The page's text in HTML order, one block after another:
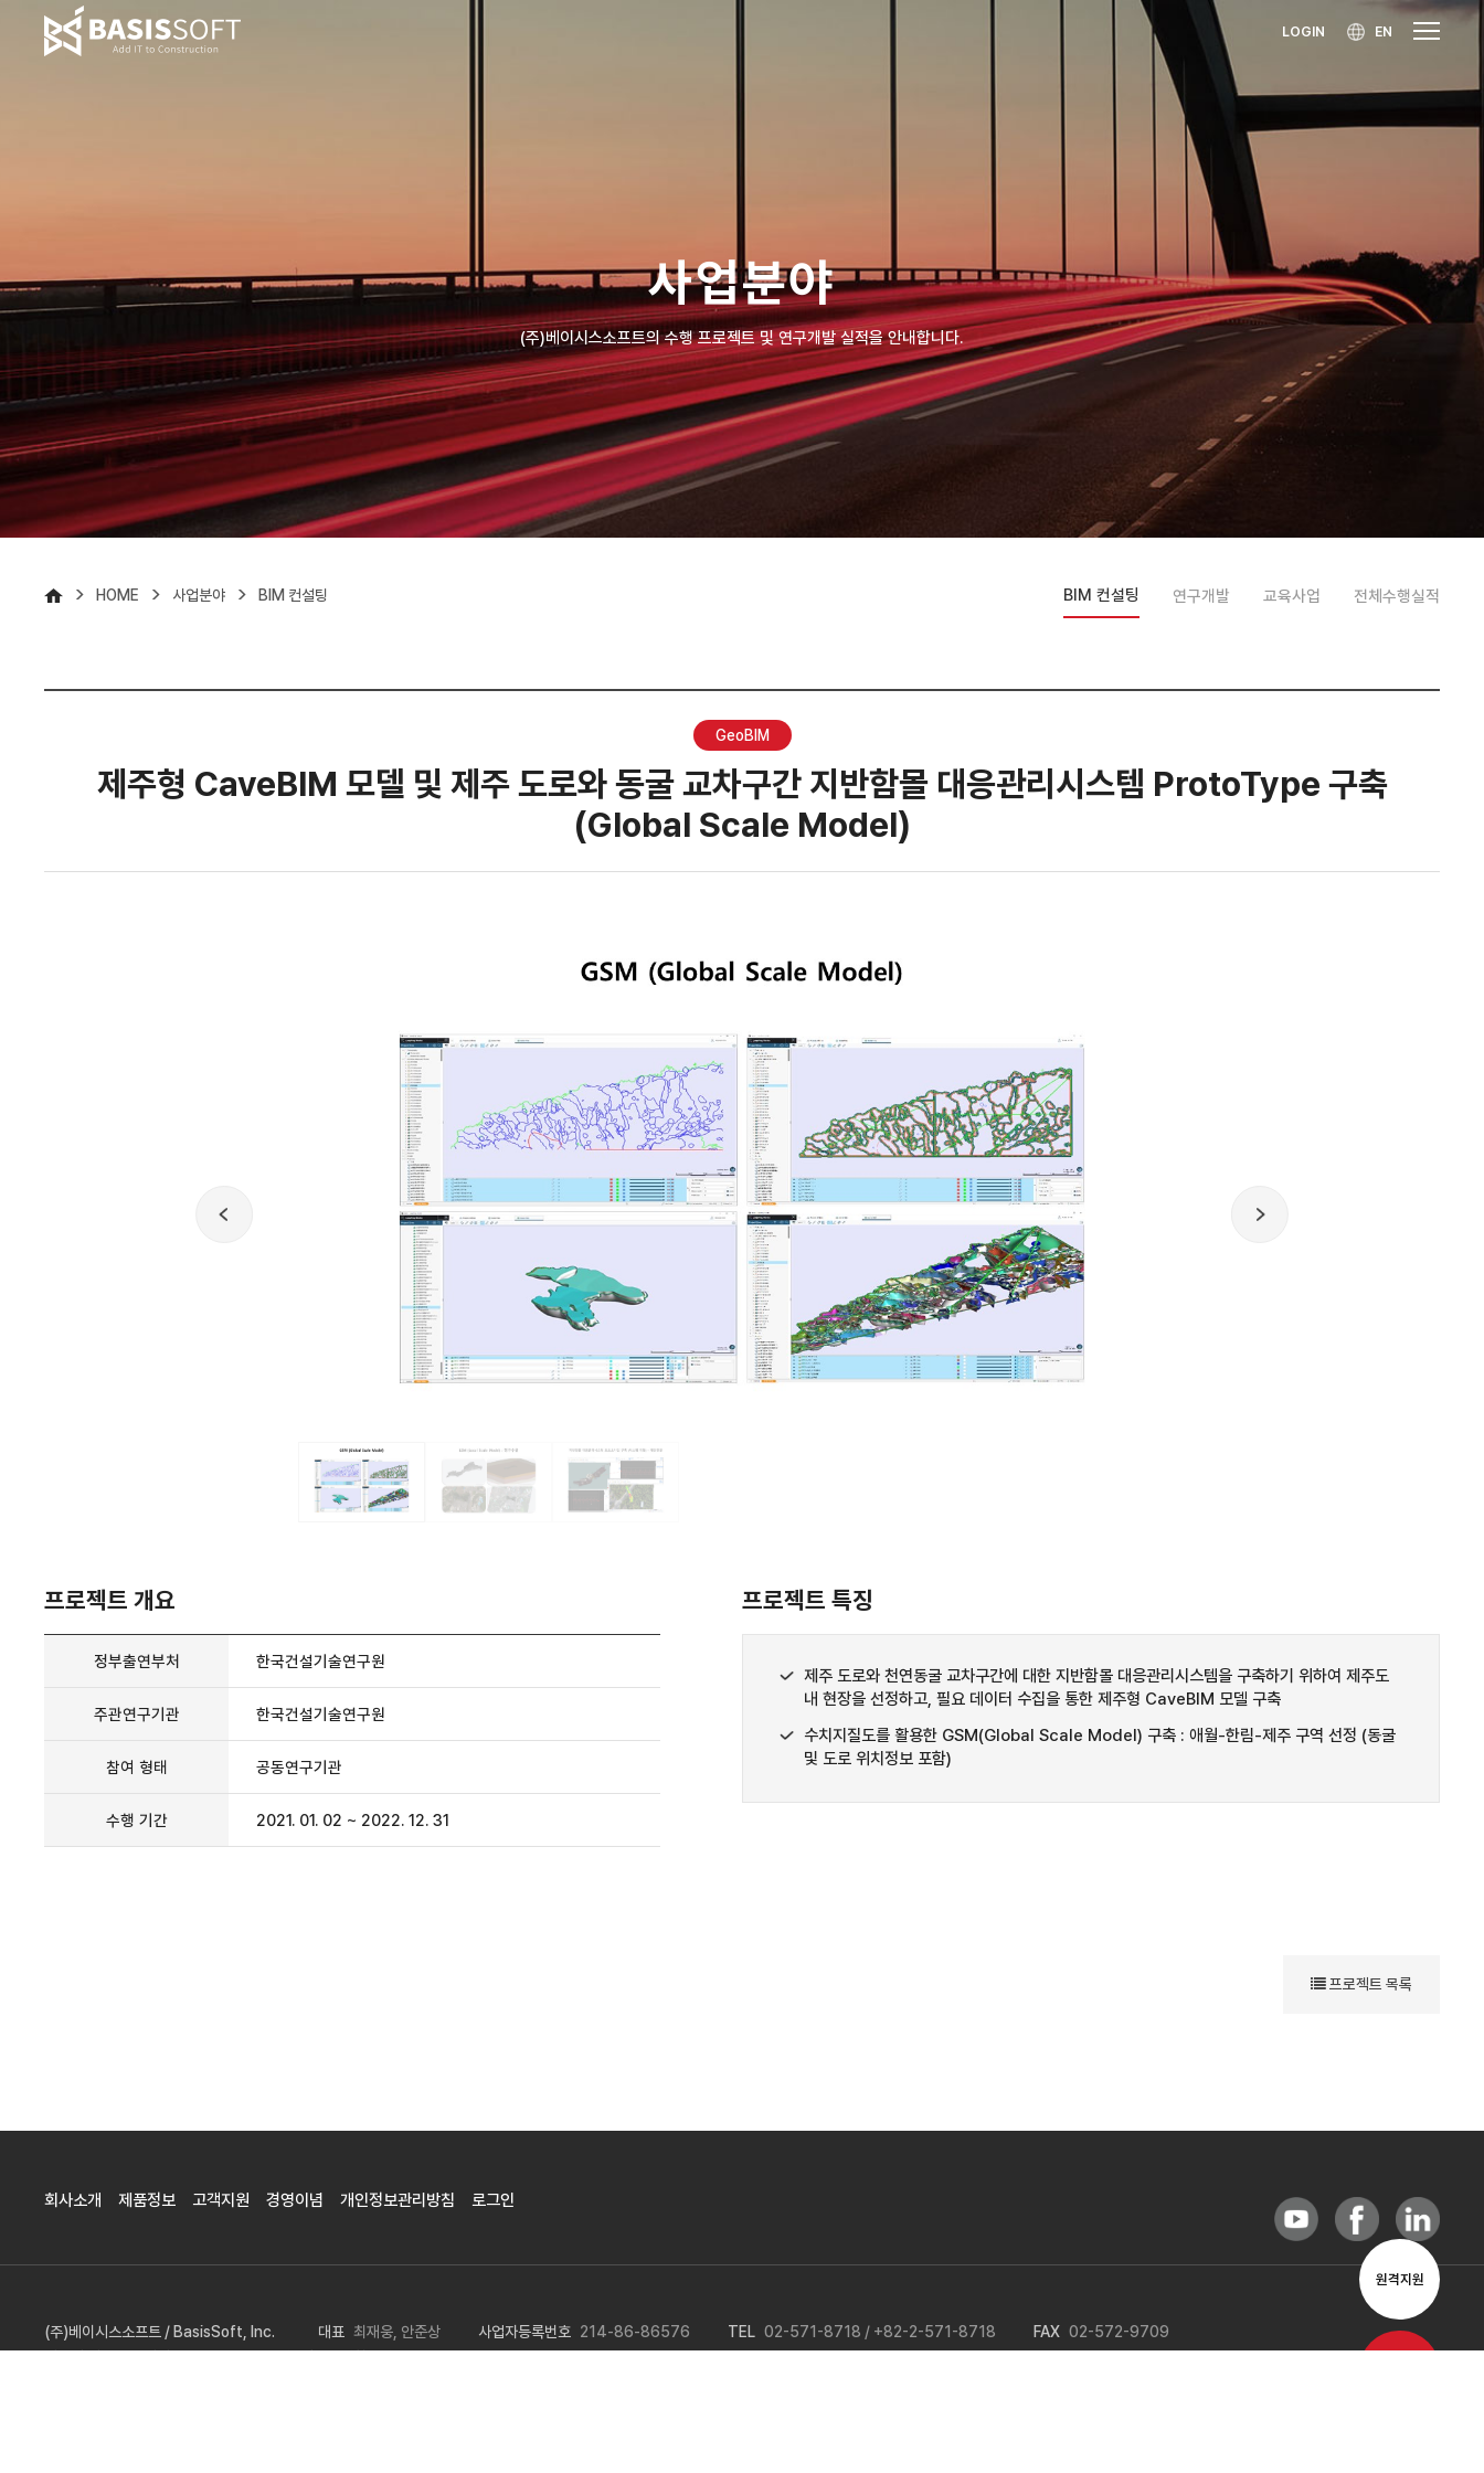
LOGIN EN
사업분야
(주)베이시스소프트의 수행 프로젝트 및 연구개발 실적을 안내합니다.
> HOME > 사업분야 > BIM 컨설팅 BIM 컨설팅 연구개발 교육사업 전체수행실적
GeoBIM
제주형 CaveBIM 모델 및 제주 도로와 동굴 교차구간 지반함몰 대응관리시스템 ProtoType 구축
(Global Scale Model)
프로젝트 개요
정부출연부처 한국건설기술연구원
주관연구기관 한국건설기술연구원
참여 형태 공동연구기관
수행 기간 2021. 01. 02 ~ 2022. 12. 31
프로젝트 특징
제주 도로와 천연동굴 교차구간에 대한 지반함몰 대응관리시스템을 구축하기 위하여 제주도
내 현장을 선정하고, 필요 데이터 수집을 통한 제주형 CaveBIM 모델 구축
수치지질도를 활용한 GSM(Global Scale Model) 구축 : 애월-한림-제주 구역 선정 (동굴
및 도로 위치정보 포함)
프로젝트 목록
회사소개 제품정보 고객지원 경영이념 개인정보관리방침 로그인
(주)베이시스소프트 / BasisSoft, Inc. 대표 최재웅, 안준상 사업자등록번호 214-86-86576 TEL 02-571-8718 / +82-2-571-8718 FAX 02-572-9709
원격지원